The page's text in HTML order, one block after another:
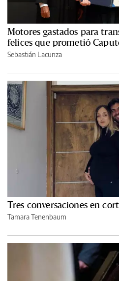
Motores gastados para
felices que prometió
Sebastián Lacunza
Tres conversaciones en
Tamara Tenenbaum